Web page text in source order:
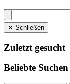
✕ Schließen
Zuletzt gesucht
Beliebte Suchen